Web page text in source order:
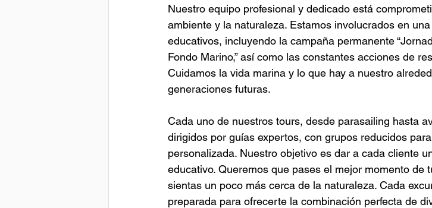
Nuestro equipo profesional y dedicado está
ambiente y la naturaleza. Estamos involucrados en
educativos, incluyendo la campaña permanente
Fondo Marino,” así como las constantes acciones de
Cuidamos la vida marina y lo que hay a nuestro
generaciones futuras.
Cada uno de nuestros tours, desde parasailing hasta
dirigidos por guías expertos, con grupos reducidos
personalizada. Nuestro objetivo es dar a cada cliente
educativo. Queremos que pases el mejor momento de
sientas un poco más cerca de la naturaleza. Cada
preparada para ofrecerte la combinación perfecta de